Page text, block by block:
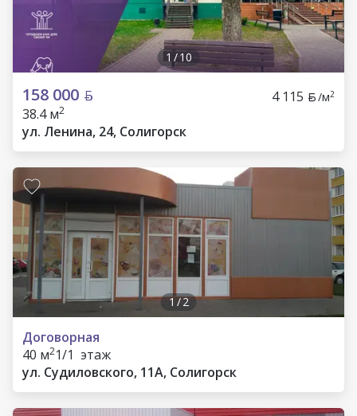
1 /10
158 000 4 115 /м2
38.4 м2
ул. Ленина, 24, Солигорск
1/2
Договорная
40 м21/1 этаж
ул. Судиловского, 11А, Солигорск